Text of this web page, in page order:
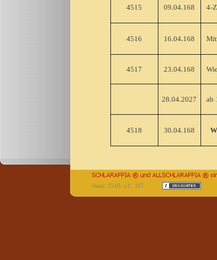
4515 09.04.168 4-
4516 16.04.168
4517 23.04.168
28.04.2027 ab
4518 30.04.168
Stand: 25.05. a.U. 167